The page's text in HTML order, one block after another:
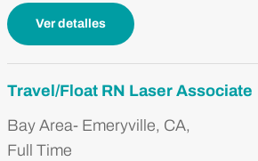
Ver detalles
Travel/Float RN Laser Associate
Bay Area- Emeryville, CA,
Full Time